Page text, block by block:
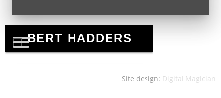
Site design: Digital Magician